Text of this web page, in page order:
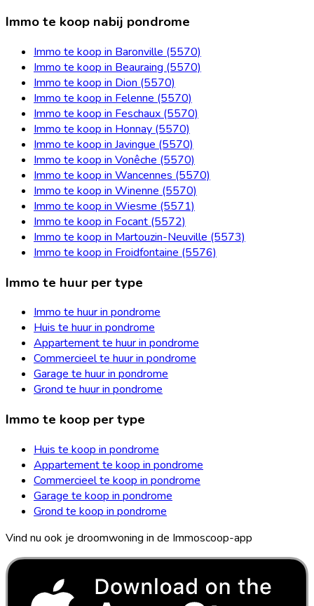
Immo te koop nabij pondrome
Immo te koop in Baronville (5570)
Immo te koop in Beauraing (5570)
Immo te koop in Dion (5570)
Immo te koop in Felenne (5570)
Immo te koop in Feschaux (5570)
Immo te koop in Honnay (5570)
Immo te koop in Javingue (5570)
Immo te koop in Vonêche (5570)
Immo te koop in Wancennes (5570)
Immo te koop in Winenne (5570)
Immo te koop in Wiesme (5571)
Immo te koop in Focant (5572)
Immo te koop in Martouzin-Neuville (5573)
Immo te koop in Froidfontaine (5576)
Immo te huur per type
Immo te huur in pondrome
Huis te huur in pondrome
Appartement te huur in pondrome
Commercieel te huur in pondrome
Garage te huur in pondrome
Grond te huur in pondrome
Immo te koop per type
Huis te koop in pondrome
Appartement te koop in pondrome
Commercieel te koop in pondrome
Garage te koop in pondrome
Grond te koop in pondrome
Vind nu ook je droomwoning in de Immoscoop-app